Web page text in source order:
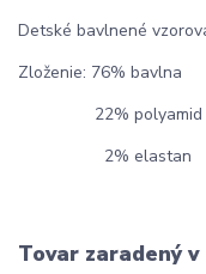
Detské bavlnené
Zloženie: 76% bavlna
22% polyamid
2% elastan
Tovar zaradený